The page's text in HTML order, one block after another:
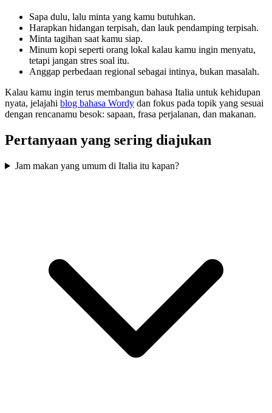
Sapa dulu, lalu minta yang kamu butuhkan.
Harapkan hidangan terpisah, dan lauk pendamping terpisah.
Minta tagihan saat kamu siap.
Minum kopi seperti orang lokal kalau kamu ingin menyatu,
tetapi jangan stres soal itu.
Anggap perbedaan regional sebagai intinya, bukan masalah.
Kalau kamu ingin terus membangun bahasa Italia untuk kehidupan
nyata, jelajahi blog bahasa Wordy dan fokus pada topik yang sesuai
dengan rencanamu besok: sapaan, frasa perjalanan, dan makanan.
Pertanyaan yang sering diajukan
Jam makan yang umum di Italia itu kapan?